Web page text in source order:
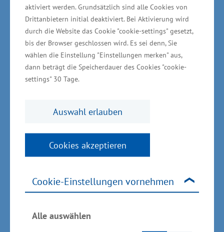
aktiviert werden. Grundsätzlich sind alle Cookies von
Drittanbietern initial deaktiviert. Bei Aktivierung wird
durch die Website das Cookie "cookie-settings" gesetzt,
bis der Browser geschlossen wird. Es sei denn, Sie
wählen die Einstellung "Einstellungen merken" aus,
dann beträgt die Speicherdauer des Cookies "cookie-
settings" 30 Tage.
Auswahl erlauben
Cookies akzeptieren
Cookie-Einstellungen vornehmen
Alle auswählen
Unternehmen beschäftigt heute rund 70
Mitarbeitende. Seit rund fünf Jahren investiert
die HygCen nach eigenen Angaben rund
200.000 Euro in moderne Laborgeräte. „Mensch
sein heißt verantwortlich sein – so lautet das
Leitmotiv des Unternehmens. Von
Hilfsprojekte werden seitens des Unternehmens
Therapie mit Alpakas der Diakonie
Grevesmühlen und die Schweriner Tafel. Das
attraktiven Arbeitsbedingungen hat erheblich
eine beeindruckende wirtschaftliche